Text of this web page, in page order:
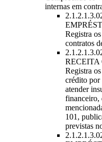
internas em
Registra
contratos
Registra
crédito por
atender
financeiro,
101,
previstas